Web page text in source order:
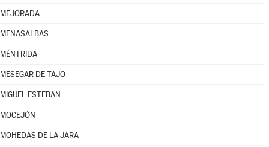
MEJORADA
MENASALBAS
MÉNTRIDA
MESEGAR DE TAJO
MIGUEL ESTEBAN
MOCEJÓN
MOHEDAS DE LA JARA